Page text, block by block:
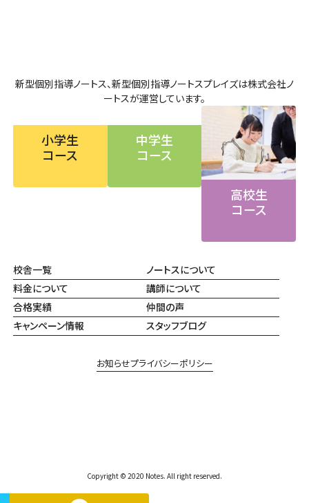
新型個別指導ノートス、新型個別指導ノートスプレイズは株式会社ノ
ートスが運営しています。
Copyright © 2020 Notes. All right reserved.
小学生
コース
中学生
コース
高校生
コース
校舎一覧
ノートスについて
料金について
講師について
合格実績
仲間の声
キャンペーン情報
スタッフブログ
お知らせプライバシーポリシー